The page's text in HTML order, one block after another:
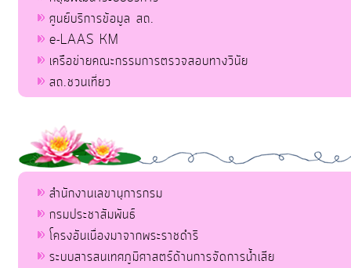
ศูนย์บริการข้อมูล สถ.
e-LAAS KM
เครือข่ายคณะกรรมการตรวจสอบทางวินัย
สถ.ชวนเที่ยว
สำนักงานเลขานุการกรม
กรมประชาสัมพันธ์
โครงอันเนื่องมาจากพระราชดำริ
ระบบสารสนเทศภูมิศาสตร์ด้านการจัดการน้ำเสีย